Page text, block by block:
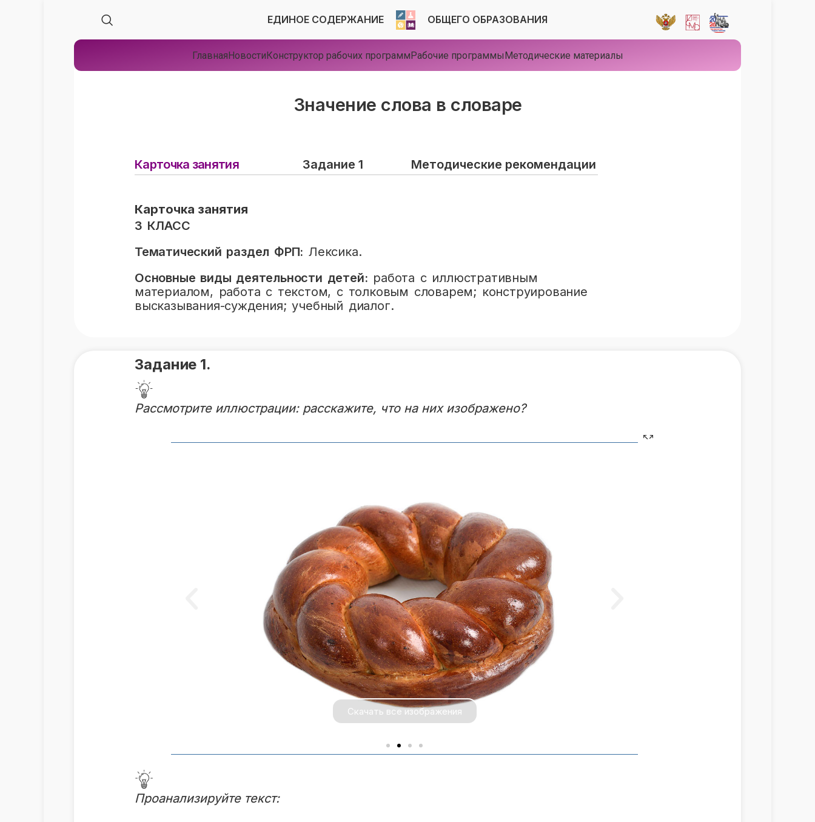
ЕДИНОЕ СОДЕРЖАНИЕ ОБЩЕГО ОБРАЗОВАНИЯ
ГлавнаяНовостиКонструктор рабочих программРабочие программыМетодические материалы
Значение слова в словаре
Карточка занятия Задание 1 Методические рекомендации
Карточка занятия
3 КЛАСС
Тематический раздел ФРП: Лексика.
Основные виды деятельности детей: работа с иллюстративным
материалом, работа с текстом, с толковым словарем; конструирование
высказывания-суждения; учебный диалог.
Задание 1.
Рассмотрите иллюстрации: расскажите, что на них изображено?
Скачать все изображения
Проанализируйте текст: